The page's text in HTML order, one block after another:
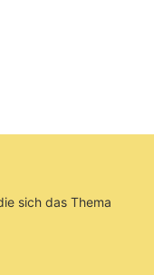
sich das Thema